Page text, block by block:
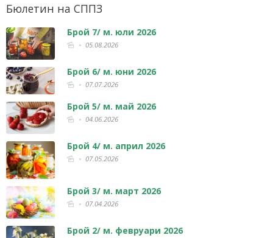
Бюлетин на СППЗ
Брой 7/ м. юли 2026
05.08.2026
Брой 6/ м. юни 2026
07.07.2026
Брой 5/ м. май 2026
04.06.2026
Брой 4/ м. април 2026
07.05.2026
Брой 3/ м. март 2026
07.04.2026
Брой 2/ м. февруари 2026